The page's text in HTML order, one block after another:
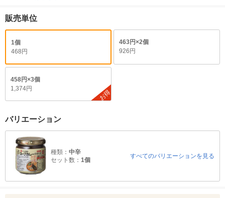
販売単位
1個
468円
463円×2個
926円
458円×3個
1,374円
お得
バリエーション
種類： 中辛
セット数： 1個
すべてのバリエーションを見る